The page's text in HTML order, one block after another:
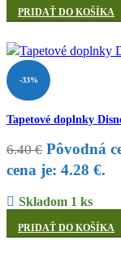
PRIDAŤ DO KOŠÍKA
-33%
Tapetové doplnky
6.40€ Pôvodná
cena je: 4.28 €.
Skladom 1 ks
PRIDAŤ DO KOŠÍKA